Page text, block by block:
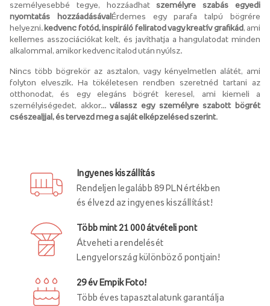
személyesebbé tegye, hozzáadhatszemélyre szabás egyedi
nyomtatás hozzáadásával Érdemes egy parafa talpú bögrére
helyezni. kedvenc fotód, inspiráló feliratod vagy kreatív grafikád , ami
kellemes asszociációkat kelt, és javíthatja a hangulatodat minden
alkalommal, amikor kedvenc italod után nyúlsz.
Nincs több bögrekör az asztalon, vagy kényelmetlen alátét, ami
folyton elveszik. Ha tökéletesen rendben szeretnéd tartani az
otthonodat, és egy elegáns bögrét keresel, ami kiemeli a
személyiségedet, akkor...válassz egy személyre szabott bögrét
csészealjjal, és tervezd meg a saját elképzelésed szerint
Ingyenes kiszállítás
Rendeljen legalább 89 PLN értékben
és élvezd az ingyenes kiszállítást!
Több mint 21 000 átvételi pont
Átveheti a rendelését
Lengyelország különböző pontjain!
29 év Empik Foto!
Több éves tapasztalatunk garantálja